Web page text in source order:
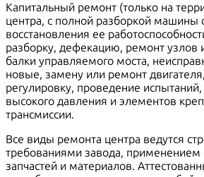
Капитальный ремонт (только на
центра, с полной разборкой машины
восстановления ее
разборку, дефекацию, ремонт узлов
балки управляемого моста,
новые, замену или ремонт двигателя
регулировку, проведение
высокого давления и элементов
трансмиссии.
Все виды ремонта центра ведутся
требованиями завода, применением
запчастей и материалов.